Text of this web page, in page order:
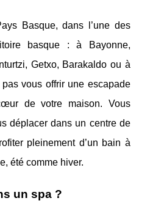
Basque, dans l’une des
basque : à Bayonne,
Getxo, Barakaldo ou à
vous offrir une escapade
de votre maison. Vous
déplacer dans un centre de
pleinement d’un bain à
été comme hiver.
un spa ?